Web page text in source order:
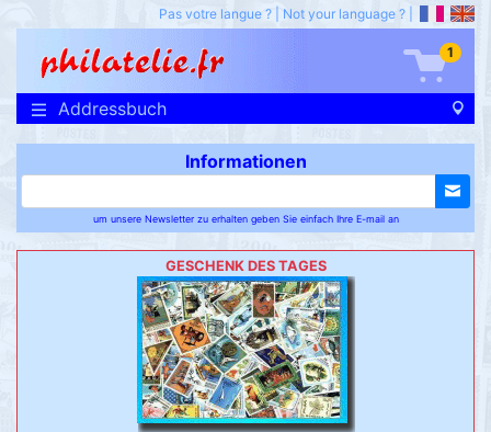
Pas votre langue ? Not your language ?
1
Addressbuch
Informationen
um unsere Newsletter zu erhalten geben Sie einfach Ihre E-mail an
GESCHENK DES TAGES